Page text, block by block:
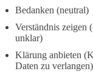
Bedanken (neutral)
Verständnis zeigen
unklar)
Klärung anbieten
Daten zu verlangen)